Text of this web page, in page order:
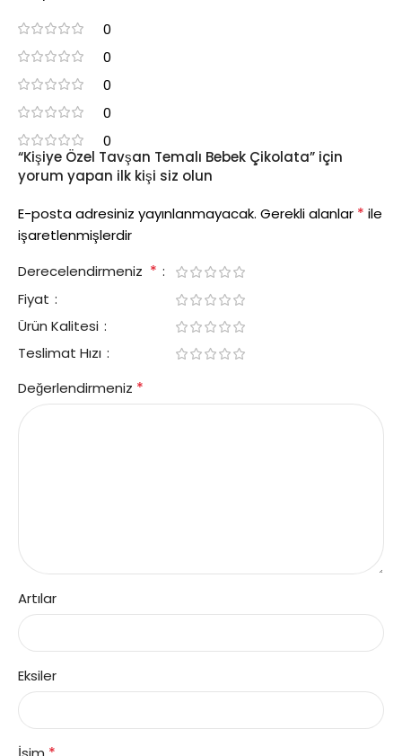
0
0
0
0
0
“Kişiye Özel Tavşan Temalı Bebek Çikolata” için
yorum yapan ilk kişi siz olun
E-posta adresiniz yayınlanmayacak. Gerekli alanlar * ile
işaretlenmişlerdir
Derecelendirmeniz *
Fiyat
Ürün Kalitesi
Teslimat Hızı
Değerlendirmeniz *
Artılar
Eksiler